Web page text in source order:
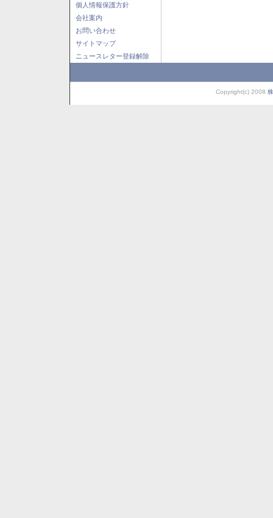
個人情報保護方針
会社案内
お問い合わせ
サイトマップ
ニュースレター登録解除
Copyright(c) 2008